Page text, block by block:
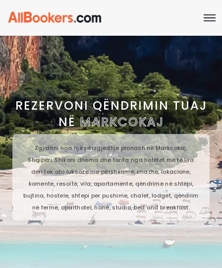
REZERVONI QËNDRIMIN TUAJ
NËMARKCOKAJ
Zgjidhni nga një përzgjedhje pronash në Markcokaj,
Shqipëri. Shikoni dhoma dhe tarifa nga hotelet më të lira
deri tek ato luksoze me përshkrime, imazhe, lokacione,
komente, resorte, vila, apartamente, qëndrime në shtëpi,
bujtina, hostele, shtepi per pushime, chalet, lodget, qëndrim
në fermë, aparthotel, hanë, studio, bed and breakfast.